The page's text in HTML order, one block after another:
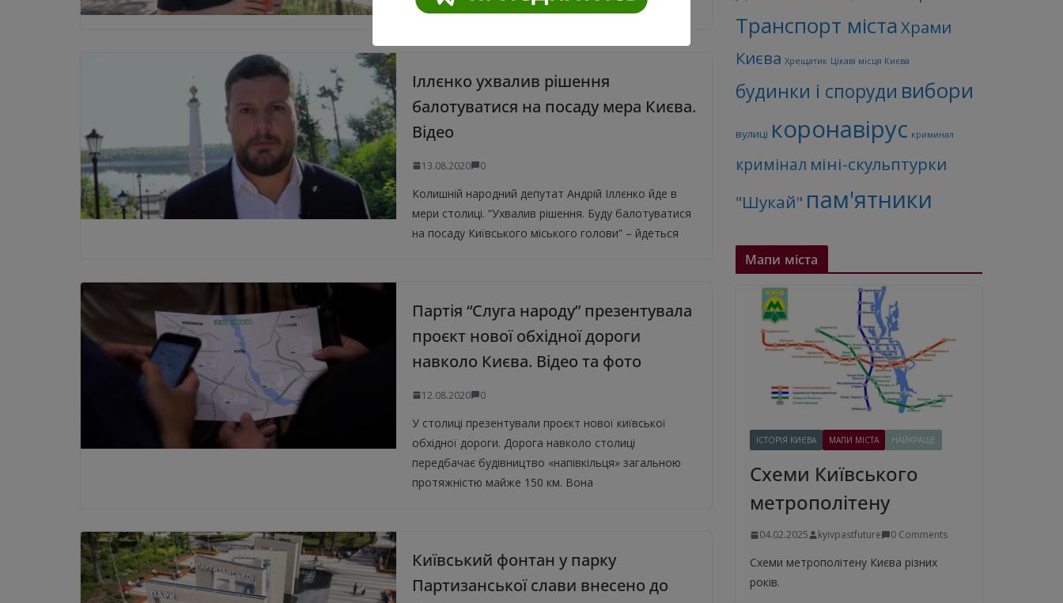
Ірина показала на сторінці у фейсбук. “Ранок
Іллєнко ухвалив рішення
балотуватися на посаду мера Києва.
Відео
13.08.2020 0
Колишній народний депутат Андрій Іллєнко йде в
мери столиці. “Ухвалив рішення. Буду балотуватися
на посаду Київського міського голови” – йдеться
Партія “Слуга народу” презентувала
проєкт нової обхідної дороги
навколо Києва. Відео та фото
12.08.2020 0
У столиці презентували проєкт нової київської
обхідної дороги. Дорога навколо столиці
передбачає будівництво «напівкільця» загальною
протяжністю майже 150 км. Вона
Київський фонтан у парку
Партизанської слави внесено до
Транспорт міста Храми
Києва Хрещатик Цікаві місця Києва
будинки і споруди вибори
вулиці коронавірус криминал
кримінал міні-скульптурки
"Шукай" пам'ятники
Мапи міста
ІСТОРІЯ КИЄВА МАПИ МІСТА НАЙКРАЩЕ
Схеми Київського
метрополітену
04.02.2025 kyivpastfuture 0 Comments
Схеми метрополітену Києва різних
років.